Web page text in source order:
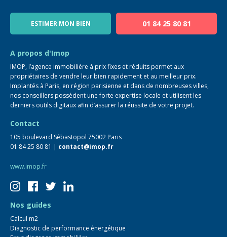
Blog
ESTIMER MON BIEN 01 84 25 80 81
A propos d'Imop
IMOP, l’agence immobilière à prix fixes et réduits permet aux
propriétaires de vendre leur bien rapidement et au meilleur prix.
Implantés à Paris, en région parisienne et dans de nombreuses villes,
nos conseillers possèdent une forte expertise locale et utilisent les
derniers outils digitaux afin d’assurer la réussite de votre projet.
Contact
105 boulevard Sébastopol 75002 Paris
01 84 25 80 81 | contact@imop.fr
www.imop.fr
Nos guides
Calcul m2
Diagnostic de performance énergétique